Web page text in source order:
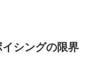
シングの限界